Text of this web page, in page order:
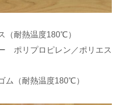
（耐熱温度180℃）
ポリプロピレン／ポリエス
ム（耐熱温度180℃）